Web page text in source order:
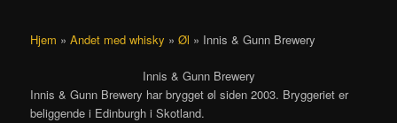
Hjem »Andet med whisky »Øl » Innis & Gunn Brewery
Innis & Gunn Brewery
Innis & Gunn Brewery har brygget øl siden 2003. Bryggeriet er
beliggende i Edinburgh i Skotland.